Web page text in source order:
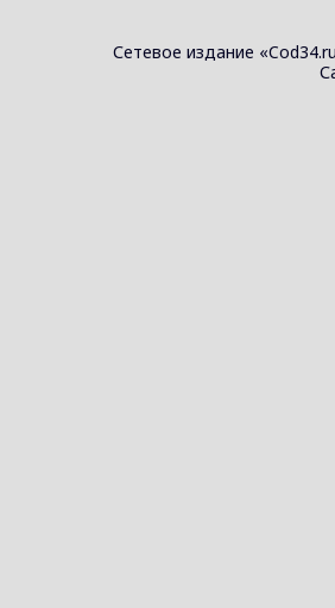
Сетевое издание